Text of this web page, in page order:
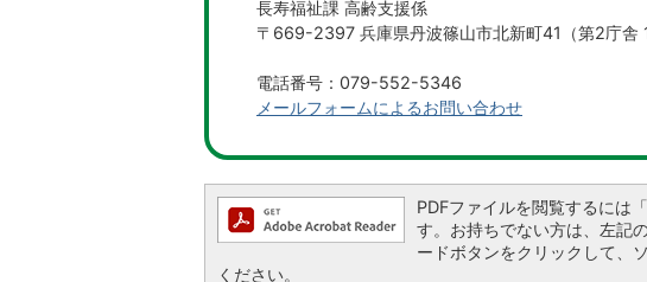
長寿福祉課 高齢支援係
〒669-2397 兵庫県丹波篠山市北新町41（第2庁舎 1
電話番号：079-552-5346
メールフォームによるお問い合わせ
PDFファイルを閲覧するに
す。お持ちでない方は、左記
ードボタンをクリックして、
ください。